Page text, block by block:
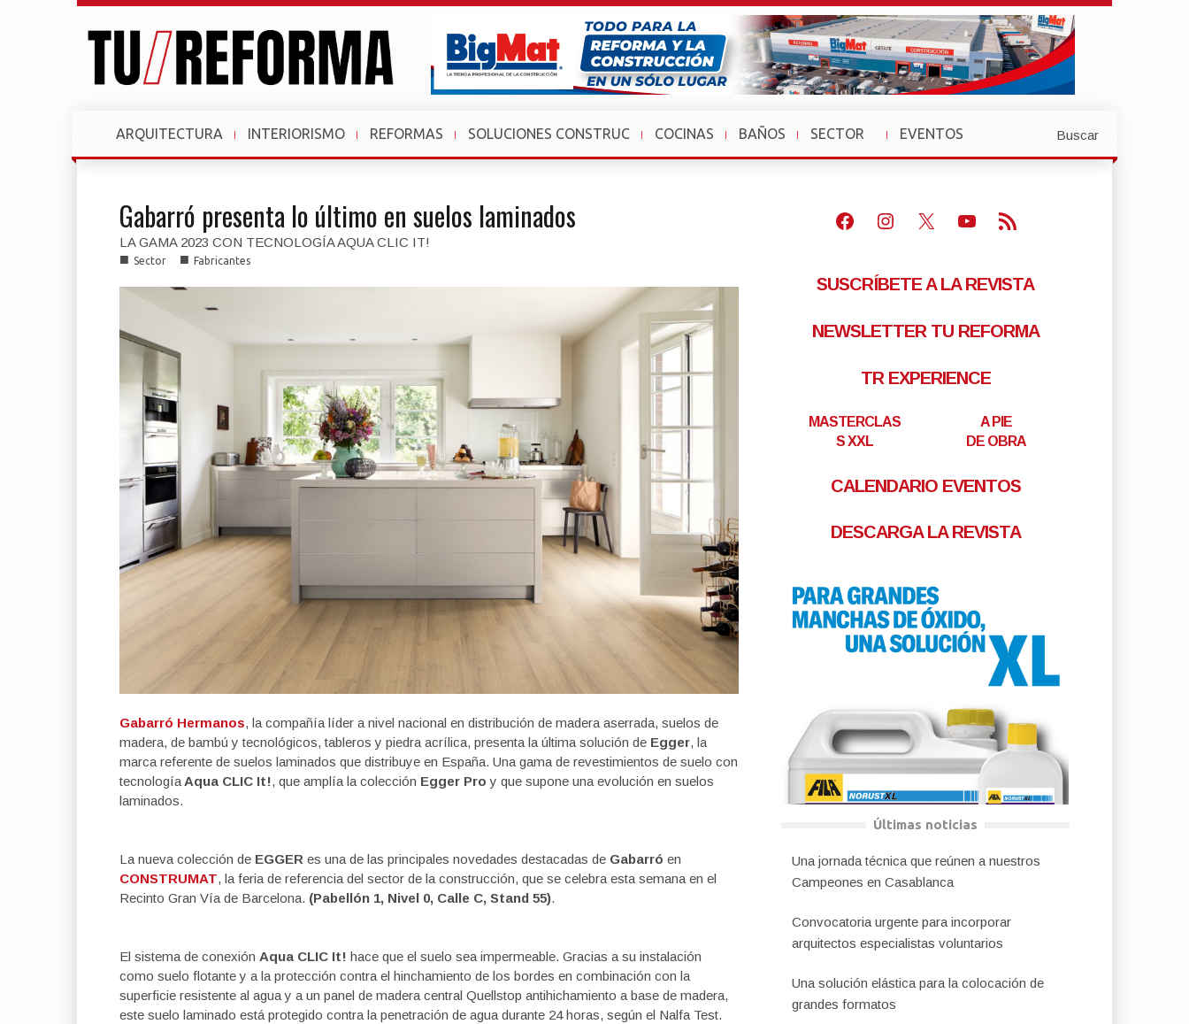
ARQUITECTURA INTERIORISMO REFORMAS SOLUCIONES CONSTRUC COCINAS BAÑOS
SECTOR
»
EVENTOS
»
Buscar
Gabarró presenta lo último en suelos laminados
LA GAMA 2023 CON TECNOLOGÍA AQUA CLIC IT!
■ Sector ■ Fabricantes
Gabarró Hermanos, la compañía líder a nivel nacional en distribución de madera aserrada, suelos de
madera, de bambú y tecnológicos, tableros y piedra acrílica, presenta la última solución de Egger, la
marca referente de suelos laminados que distribuye en España. Una gama de revestimientos de suelo con
tecnología Aqua CLIC It!, que amplía la colección Egger Pro y que supone una evolución en suelos
laminados.
La nueva colección de EGGER es una de las principales novedades destacadas de Gabarró en
CONSTRUMAT, la feria de referencia del sector de la construcción, que se celebra esta semana en el
Recinto Gran Vía de Barcelona. (Pabellón 1, Nivel 0, Calle C, Stand 55).
El sistema de conexión Aqua CLIC It! hace que el suelo sea impermeable. Gracias a su instalación
como suelo flotante y a la protección contra el hinchamiento de los bordes en combinación con la
superficie resistente al agua y a un panel de madera central Quellstop antihichamiento a base de madera,
este suelo laminado está protegido contra la penetración de agua durante 24 horas, según el Nalfa Test.
Facebook
Instagram
X Youtube
Feed RSS
SUSCRÍBETE A LA REVISTA
NEWSLETTER TU REFORMA
TR EXPERIENCE
MASTERCLAS
S XXL
A PIE
DE OBRA
CALENDARIO EVENTOS
DESCARGA LA REVISTA
Últimas noticias
Una jornada técnica que reúnen a nuestros
Campeones en Casablanca
Convocatoria urgente para incorporar
arquitectos especialistas voluntarios
Una solución elástica para la colocación de
grandes formatos